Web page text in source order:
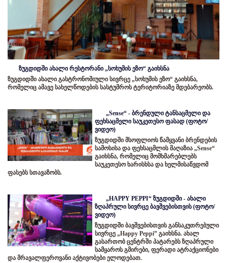
ზუგდიდში ახალი რესტორანი „სოხუმის ეზო“ გაიხსნა
ზუგდიდში ახალი გასტრონომიული სივრცე „სოხუმის ეზო“ გაიხსნა,
რომელიც ამავე სახელწოდების სასტუმროს ტერიტორიაზე მდებარეობს.
„Sense“ - ბრენდული ტანსაცმელი და
ფეხსაცმელი საუკეთესო ფასად (ფოტო/
ვიდეო)
ზუგდიდში მსოფლიოს წამყვანი ბრენდების
სამოსისა და ფეხსაცმლის მაღაზია „Sense“
გაიხსნა, რომელიც მომხმარებლებს
საუკეთესო ხარისხსა და ხელმისაწვდომ
ფასებს სთავაზობს.
„HAPPY PEPPI“ ზუგდიდში - ახალი
ზღაპრული სივრცე ბავშვებისთვის (ფოტო/
ვიდეო)
ზუგდიდში ბავშვებისთვის განსაკუთრებული
სივრცე „Happy Peppi” გაიხსნა. ახალ
გასართობ ცენტრში პატარებს ზღაპრული
სამყაროს გმირები, ფერადი ატრაქციონები
და მრავალფეროვანი აქტივობები ელოდებათ.